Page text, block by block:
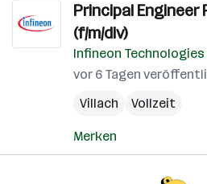
Principal
(f/m/div)
Infineon Technologies
vor 6 Tagen
Villach
Vollzeit
Merken